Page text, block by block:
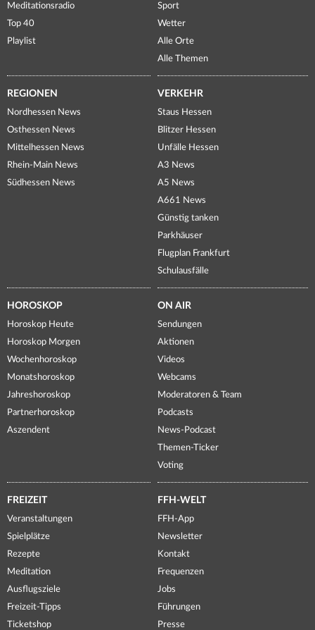
Meditationsradio
Top 40
Playlist
Sport
Wetter
Alle Orte
Alle Themen
REGIONEN
Nordhessen News
Osthessen News
Mittelhessen News
Rhein-Main News
Südhessen News
VERKEHR
Staus Hessen
Blitzer Hessen
Unfälle Hessen
A3 News
A5 News
A661 News
Günstig tanken
Parkhäuser
Flugplan Frankfurt
Schulausfälle
HOROSKOP
Horoskop Heute
Horoskop Morgen
Wochenhoroskop
Monatshoroskop
Jahreshoroskop
Partnerhoroskop
Aszendent
ON AIR
Sendungen
Aktionen
Videos
Webcams
Moderatoren & Team
Podcasts
News-Podcast
Themen-Ticker
Voting
FREIZEIT
Veranstaltungen
Spielplätze
Rezepte
Meditation
Ausflugsziele
Freizeit-Tipps
Ticketshop
FFH-WELT
FFH-App
Newsletter
Kontakt
Frequenzen
Jobs
Führungen
Presse